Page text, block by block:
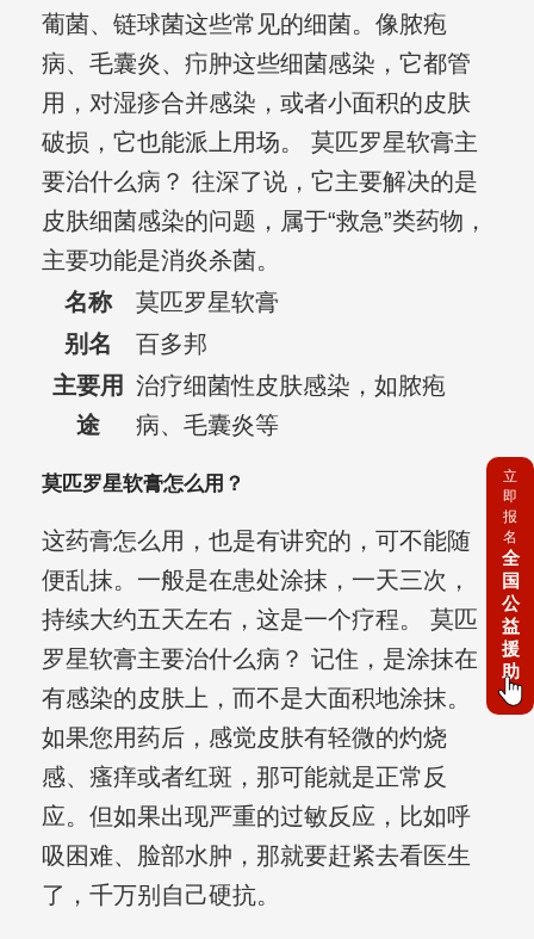
葡菌、链球菌这些常见的细菌。像脓疱
病、毛囊炎、疖肿这些细菌感染，它都管
用，对湿疹合并感染，或者小面积的皮肤
破损，它也能派上用场。 莫匹罗星软膏主
要治什么病？ 往深了说，它主要解决的是
皮肤细菌感染的问题，属于“救急”类药物，
主要功能是消炎杀菌。
名称
莫匹罗星软膏
别名
百多邦
主要用
途
治疗细菌性皮肤感染，如脓疱
病、毛囊炎等
莫匹罗星软膏怎么用？
这药膏怎么用，也是有讲究的，可不能随
便乱抹。一般是在患处涂抹，一天三次，
持续大约五天左右，这是一个疗程。 莫匹
罗星软膏主要治什么病？ 记住，是涂抹在
有感染的皮肤上，而不是大面积地涂抹。
如果您用药后，感觉皮肤有轻微的灼烧
感、瘙痒或者红斑，那可能就是正常反
应。但如果出现严重的过敏反应，比如呼
吸困难、脸部水肿，那就要赶紧去看医生
了，千万别自己硬抗。
立
即
报
名
全
国
公
益
援
助